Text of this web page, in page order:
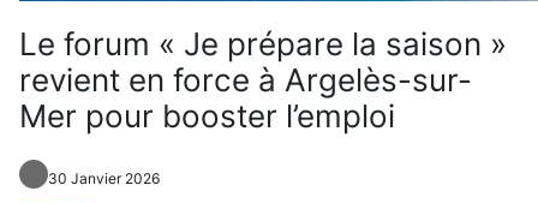
Le forum « Je prépare la saison »
revient en force à Argelès-sur-
Mer pour booster l’emploi
30 Janvier 2026